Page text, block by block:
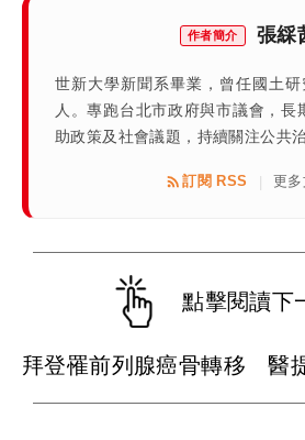
作者簡介 張綵
世新大學新聞系畢業，曾任國土
人。專跑台北市政府與市議會，長
助政策及社會議題，持續關注公共治
訂閱 RSS | 更
點擊閱讀下